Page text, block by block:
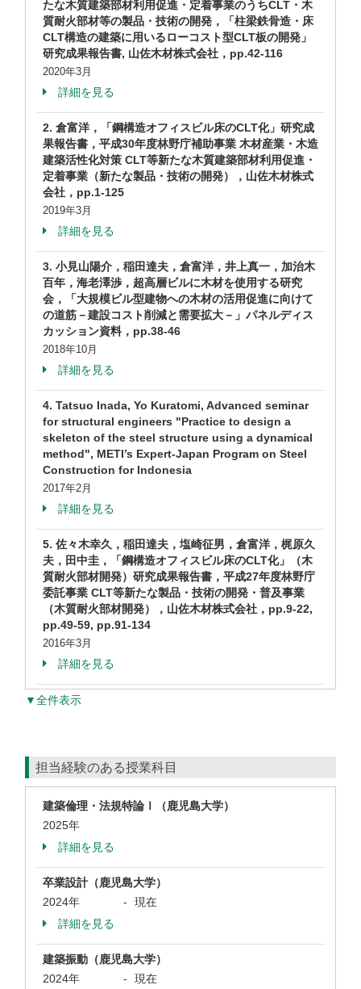
たな木質建築部材利用促進・定着事業のうちCLT・木
質耐火部材等の製品・技術の開発，「柱梁鉄骨造・床
CLT構造の建築に用いるローコスト型CLT板の開発」
研究成果報告書, 山佐木材株式会社，pp.42-116
2020年3月
詳細を見る
2. 倉富洋，「鋼構造オフィスビル床のCLT化」研究成
果報告書，平成30年度林野庁補助事業 木材産業・木造
建築活性化対策 CLT等新たな木質建築部材利用促進・
定着事業（新たな製品・技術の開発），山佐木材株式
会社，pp.1-125
2019年3月
詳細を見る
3. 小見山陽介，稲田達夫，倉富洋，井上真一，加治木
百年，海老澤渉，超高層ビルに木材を使用する研究
会，「大規模ビル型建物への木材の活用促進に向けて
の道筋－建設コスト削減と需要拡大－」パネルディス
カッション資料，pp.38-46
2018年10月
詳細を見る
4. Tatsuo Inada, Yo Kuratomi, Advanced seminar
for structural engineers "Practice to design a
skeleton of the steel structure using a dynamical
method", METI’s Expert-Japan Program on Steel
Construction for Indonesia
2017年2月
詳細を見る
5. 佐々木幸久，稲田達夫，塩崎征男，倉富洋，梶原久
夫，田中圭，「鋼構造オフィスビル床のCLT化」（木
質耐火部材開発）研究成果報告書，平成27年度林野庁
委託事業 CLT等新たな製品・技術の開発・普及事業
（木質耐火部材開発），山佐木材株式会社，pp.9-22,
pp.49-59, pp.91-134
2016年3月
詳細を見る
▼全件表示
担当経験のある授業科目
建築倫理・法規特論Ⅰ（鹿児島大学）
2025年
詳細を見る
卒業設計（鹿児島大学）
2024年
-
現在
詳細を見る
建築振動（鹿児島大学）
2024年
-
現在